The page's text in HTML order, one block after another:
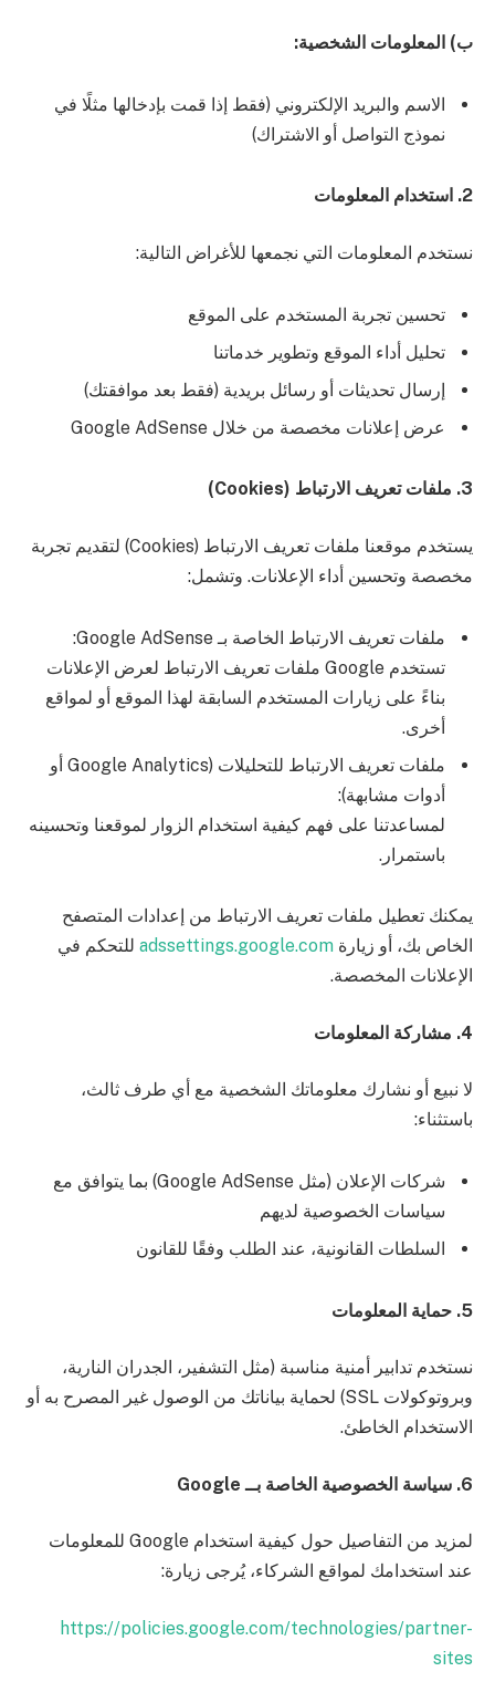
ب) المعلومات الشخصية:
الاسم والبريد الإلكتروني (فقط إذا قمت بإدخالها مثلًا في
نموذج التواصل أو الاشتراك)
2. استخدام المعلومات
نستخدم المعلومات التي نجمعها للأغراض التالية:
تحسين تجربة المستخدم على الموقع
تحليل أداء الموقع وتطوير خدماتنا
إرسال تحديثات أو رسائل بريدية (فقط بعد موافقتك)
عرض إعلانات مخصصة من خلال Google AdSense
3. ملفات تعريف الارتباط (Cookies)
يستخدم موقعنا ملفات تعريف الارتباط (Cookies) لتقديم تجربة
مخصصة وتحسين أداء الإعلانات. وتشمل:
ملفات تعريف الارتباط الخاصة بـ Google AdSense:
تستخدم Google ملفات تعريف الارتباط لعرض الإعلانات
بناءً على زيارات المستخدم السابقة لهذا الموقع أو لمواقع
أخرى.
ملفات تعريف الارتباط للتحليلات (Google Analytics أو
أدوات مشابهة):
لمساعدتنا على فهم كيفية استخدام الزوار لموقعنا وتحسينه
باستمرار.
يمكنك تعطيل ملفات تعريف الارتباط من إعدادات المتصفح
الخاص بك، أو زيارة adssettings.google.com للتحكم في
الإعلانات المخصصة.
4. مشاركة المعلومات
لا نبيع أو نشارك معلوماتك الشخصية مع أي طرف ثالث،
باستثناء:
شركات الإعلان (مثل Google AdSense) بما يتوافق مع
سياسات الخصوصية لديهم
السلطات القانونية، عند الطلب وفقًا للقانون
5. حماية المعلومات
نستخدم تدابير أمنية مناسبة (مثل التشفير، الجدران النارية،
وبروتوكولات SSL) لحماية بياناتك من الوصول غير المصرح به أو
الاستخدام الخاطئ.
6. سياسة الخصوصية الخاصة بــ Google
لمزيد من التفاصيل حول كيفية استخدام Google للمعلومات
عند استخدامك لمواقع الشركاء، يُرجى زيارة:
https://policies.google.com/technologies/partner-
sites